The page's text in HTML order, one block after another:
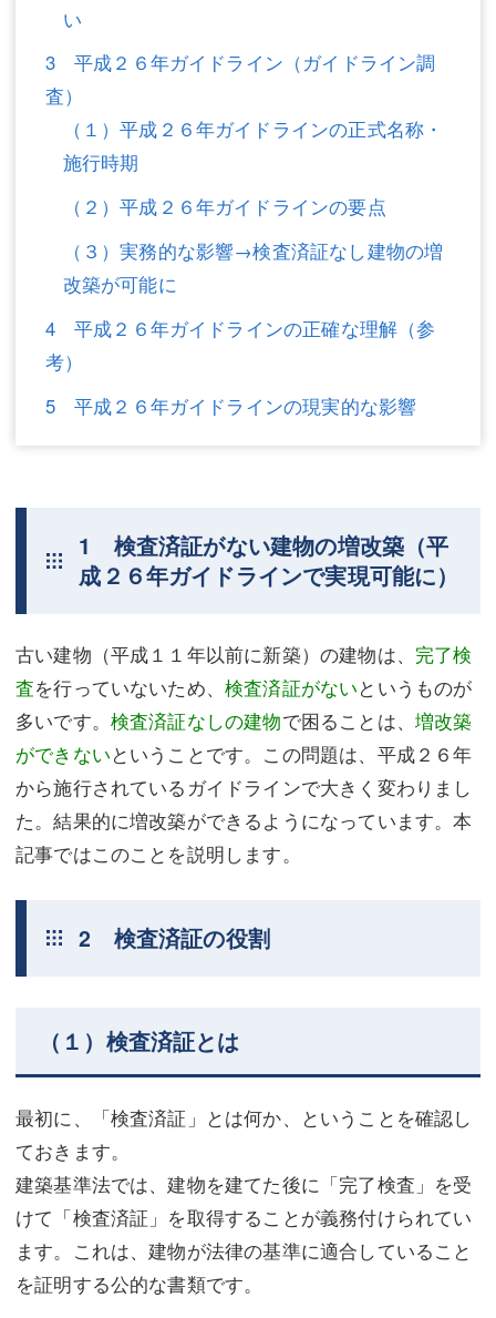
刑事弁護
交通事故
不動産登記
商業登記
調査・書面作成
債務整理
マスコミ取材・実績
川口事務所（埼玉県川口市）
交通事故
不動産登記
商業登記
調査・書面作成
債務整理
マスコミ取材・実績
アクセス
い
3 平成２６年ガイドライン（ガイドライン調
査）
（１）平成２６年ガイドラインの正式名称・
施行時期
（２）平成２６年ガイドラインの要点
（３）実務的な影響→検査済証なし建物の増
改築が可能に
4 平成２６年ガイドラインの正確な理解（参
考）
5 平成２６年ガイドラインの現実的な影響
1 検査済証がない建物の増改築（平
成２６年ガイドラインで実現可能に）
古い建物（平成１１年以前に新築）の建物は、 完了検
査を行っていないため、検査済証がないというものが
多いです。 検査済証なしの建物で困ることは、 増改築
ができないということです。この問題は、平成２６年
から施行されているガイドラインで大きく変わりまし
た。結果的に増改築ができるようになっています。本
記事ではこのことを説明します。
2 検査済証の役割
（１）検査済証とは
最初に、「検査済証」とは何か、ということを確認し
ておきます。
建築基準法では、建物を建てた後に「完了検査」を受
けて「検査済証」を取得することが義務付けられてい
ます。これは、建物が法律の基準に適合していること
を証明する公的な書類です。